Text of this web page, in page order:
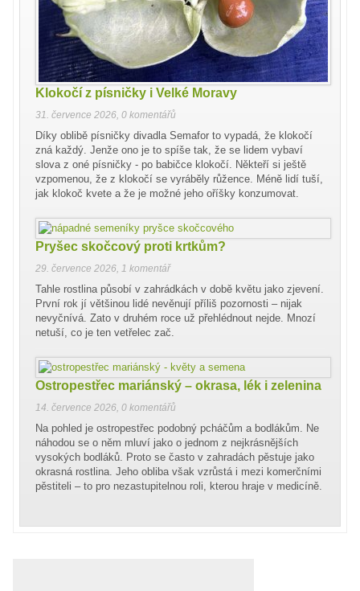
Klokočí z písničky i Velké Moravy
31. července 2026, 0 komentářů
Díky oblibě písničky divadla Semafor to vypadá, že klokočí
zná každý. Jenže ono je to spíše tak, že se lidem vybaví
slova z oné písničky - po babičce klokočí. Někteří si ještě
vzpomenou, že z klokočí se vyráběly růžence. Méně lidí tuší,
jak klokoč kvete a že je možné jeho oříšky konzumovat.
Pryšec skočcový proti krtkům?
29. července 2026, 1 komentář
Tahle rostlina působí v zahrádkách v době květu jako zjevení.
První rok jí většinou lidé nevěnují příliš pozornosti – nijak
nevyčnívá. Zato v druhém roce už přehlédnout nejde. Mnozí
netuší, co je ten vetřelec zač.
Ostropestřec mariánský – okrasa, lék i zelenina
14. července 2026, 0 komentářů
Na pohled je ostropestřec podobný pcháčům a bodlákům. Ne
náhodou se o něm mluví jako o jednom z nejkrásnějších
vysokých bodláků. Proto se často v zahradách pěstuje jako
okrasná rostlina. Jeho obliba však vzrůstá i mezi komerčními
pěstiteli – to pro nezastupitelnou roli, kterou hraje v medicíně.